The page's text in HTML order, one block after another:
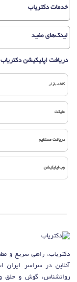
خدمات دکتریاب
لینک‌های مفید
دریافت اپلیکیشن دکتریاب
کافه بازار
مایکت
دریافت مستقیم
وب‌اپلیکیشن
دکتریاب، راهی سریع و
آنلاین در سراسر
روانشناس، گوش و حلق و